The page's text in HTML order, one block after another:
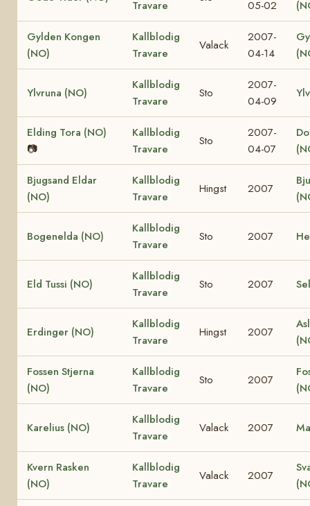
Travare
05-02
Gylden Kongen
(NO)
Kallblodig
Travare
Valack
2007-
04-14
Ylvruna (NO)
Kallblodig
Travare
Sto
2007-
04-09
Elding Tora (NO)
📷
Kallblodig
Travare
Sto
2007-
04-07
Bjugsand Eldar
(NO)
Kallblodig
Travare
Hingst 2007
Bogenelda (NO)
Kallblodig
Travare
Sto 2007
Eld Tussi (NO)
Kallblodig
Travare
Sto 2007
Erdinger (NO)
Kallblodig
Travare
Hingst 2007
Fossen Stjerna
(NO)
Kallblodig
Travare
Sto 2007
Karelius (NO)
Kallblodig
Travare
Valack 2007
Kvern Rasken
(NO)
Kallblodig
Travare
Valack 2007